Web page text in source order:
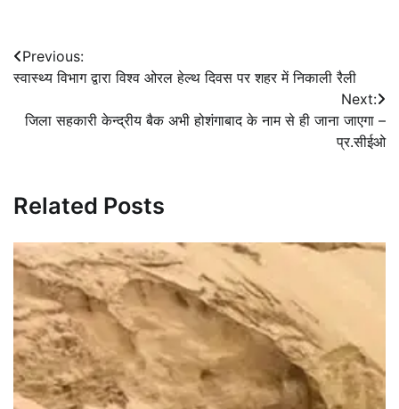
Post
navigation
Previous:
स्वास्थ्य विभाग द्वारा विश्व ओरल हेल्थ दिवस पर शहर में निकाली रैली
Next:
जिला सहकारी केन्द्रीय बैक अभी होशंगाबाद के नाम से ही जाना जाएगा –
प्र.सीईओ
Related Posts